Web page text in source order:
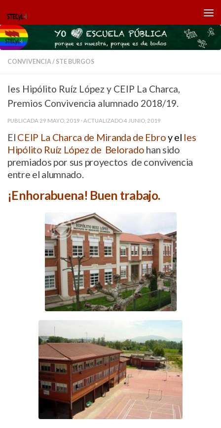
Saltar al contenido
CONVIVENCIA / STE BURGOS
Ies Hipólito Ruíz López y CEIP La Charca,
Premios Convivencia alumnado 2018/19.
PUBLICADA 29 MAYO, 2019 · ACTUALIZADO4 JUNIO, 2019
El CEIP La Charca de Miranda de Ebroy el Ies
Hipólito Ruíz López de Belorado han sido
premiados por sus proyectos de convivencia
entre el alumnado.
¡Enhorabuena! Buen trabajo.